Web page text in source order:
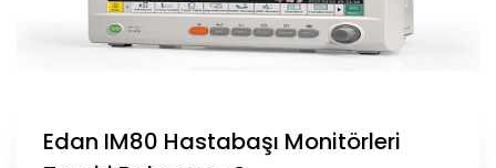
Edan IM80 Hastabaşı Monitörleri